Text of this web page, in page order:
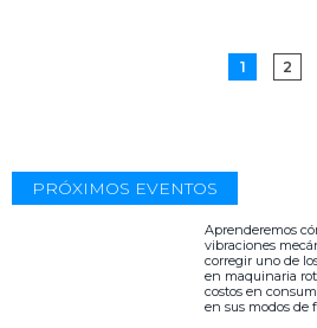
1 2
PRÓXIMOS EVENTOS
Aprenderemos
vibraciones
corregir uno de
en maquinaria
costos en
en sus modos de